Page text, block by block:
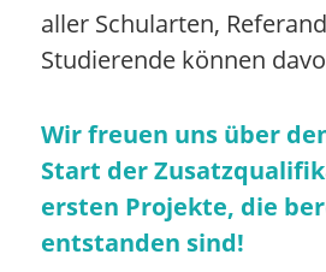
aller Schularten,
Studierende können
Wir freuen uns über
Start der
ersten Projekte, die
entstanden sind!